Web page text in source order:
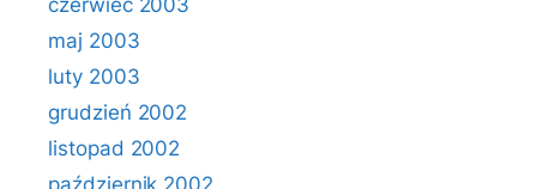
czerwiec 2003
maj 2003
luty 2003
grudzień 2002
listopad 2002
październik 2002